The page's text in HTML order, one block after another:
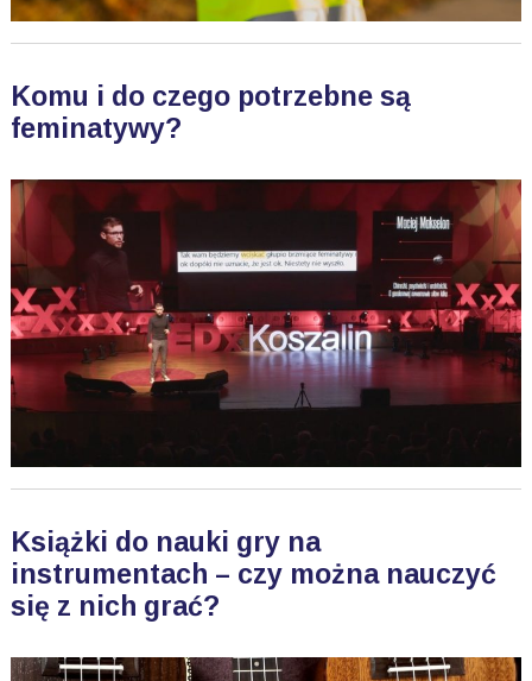
Komu i do czego potrzebne są
feminatywy?
Książki do nauki gry na
instrumentach – czy można nauczyć
się z nich grać?